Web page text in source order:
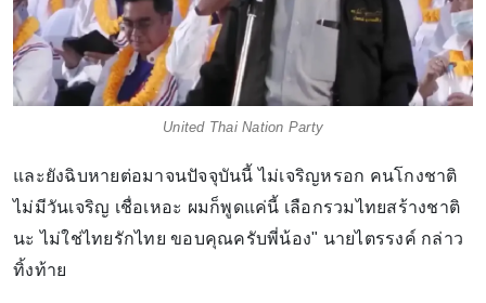
United Thai Nation Party
และยังฉิบหายต่อมาจนปัจจุบันนี้ ไม่เจริญหรอก คนโกงชาติ
ไม่มีวันเจริญ เชื่อเหอะ ผมก็พูดแค่นี้ เลือกรวมไทยสร้างชาติ
นะ ไม่ใช่ไทยรักไทย ขอบคุณครับพี่น้อง" นายไตรรงค์ กล่าว
ทิ้งท้าย